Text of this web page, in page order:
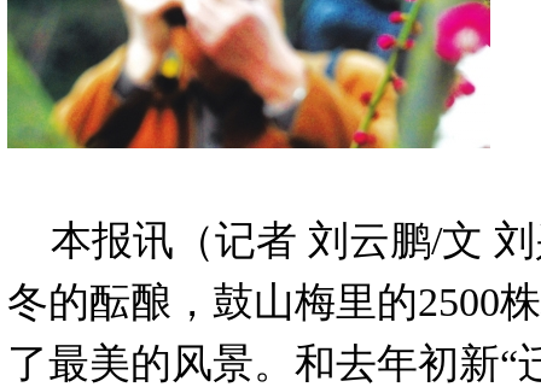
本报讯（记者 刘云鹏/文
冬的酝酿，鼓山梅里的2500
了最美的风景。和去年初新“